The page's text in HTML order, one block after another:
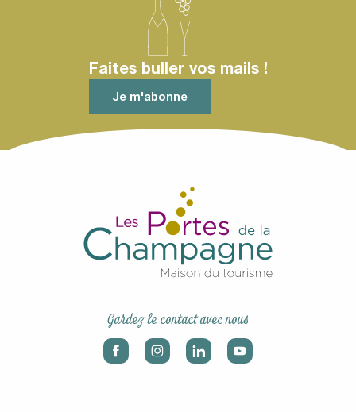
Faites buller vos mails !
Je m'abonne
Gardez le contact avec nous